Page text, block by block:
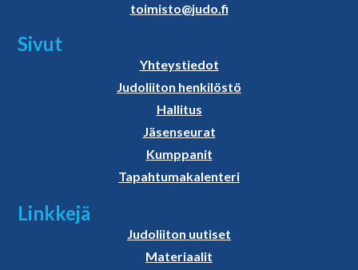
toimisto@judo.fi
Sivut
Yhteystiedot
Judoliiton henkilöstö
Hallitus
Jäsenseurat
Kumppanit
Tapahtumakalenteri
Linkkejä
Judoliiton uutiset
Materiaalit